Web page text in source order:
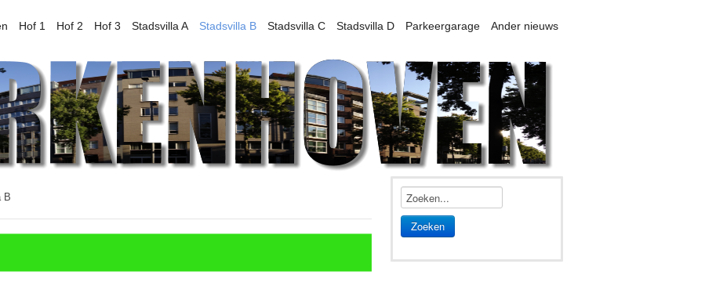
Hof 1 Hof 2 Hof 3 Stadsvilla A Stadsvilla B Stadsvilla C Stadsvilla D Parkeergarage Ander nieuws
B
Zoeken